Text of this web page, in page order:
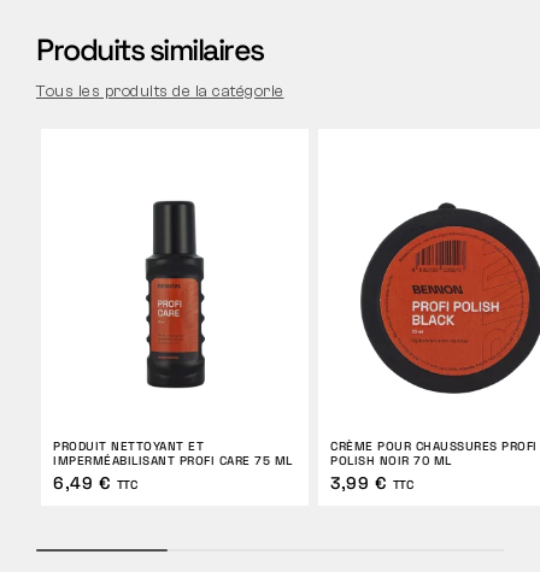
Produits similaires
Tous les produits de la catégorie
PRODUIT NETTOYANT ET
IMPERMÉABILISANT PROFI CARE 75 ML
6,49 € TTC
CRÈME POUR CHAUSSURES PROFI
POLISH NOIR 70 ML
3,99 € TTC